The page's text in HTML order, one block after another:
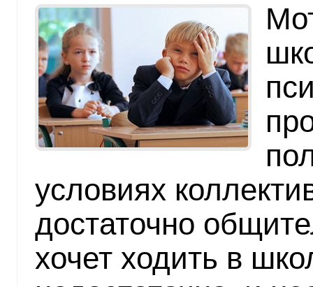
условиях
достаточно
хочет ходить в